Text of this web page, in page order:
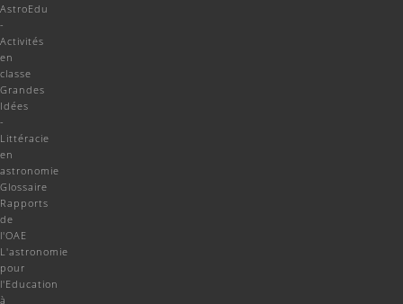
AstroEdu
-
Activités
en
classe
Grandes
Idées
-
Littéracie
en
astronomie
Glossaire
Rapports
de
l'OAE
L'astronomie
pour
l'Education
à